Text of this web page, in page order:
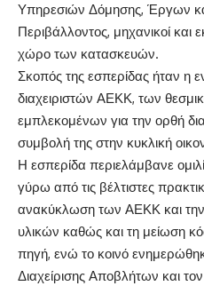
Υπηρεσιών Δόμησης, Έργων
Περιβάλλοντος, μηχανικοί
χώρο των κατασκευών.
Σκοπός της εσπερίδας ήταν
διαχειριστών ΑΕΚΚ, των
εμπλεκομένων για την ορθή
συμβολή της στην κυκλική
Η εσπερίδα περιελάμβανε
γύρω από τις βέλτιστες
ανακύκλωση των ΑΕΚΚ και
υλικών καθώς και τη μείωση
πηγή, ενώ το κοινό
Διαχείρισης Αποβλήτων και